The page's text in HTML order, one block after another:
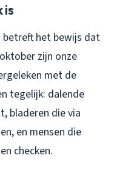
is
betreft het bewijs dat
zijn onze
met de
tegelijk: dalende
bladeren die via
en mensen die
checken.